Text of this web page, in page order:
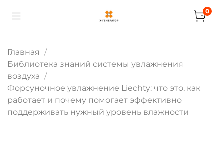
0
Главная
Библиотека знаний системы увлажнения
воздуха
Форсуночное увлажнение Liechty: что это, как
работает и почему помогает эффективно
поддерживать нужный уровень влажности